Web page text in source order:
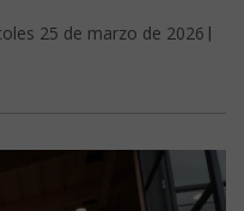
25 de marzo de 2026